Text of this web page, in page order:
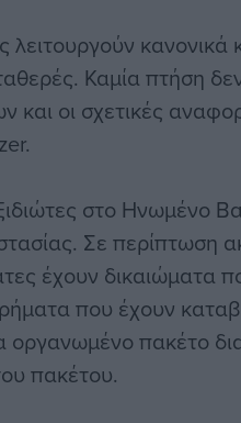
λειτουργούν κανονικά
Καμία πτήση
οι σχετικές
στο Ηνωμένο
Σε περίπτωση
έχουν δικαιώματα
που έχουν
οργανωμένο πακέτο
πακέτου.